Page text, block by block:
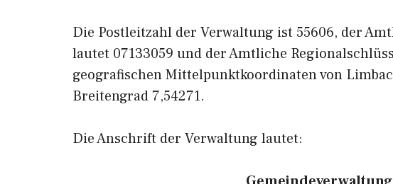
Die Postleitzahl der Verwaltung ist 55606, der
lautet 07133059 und der Amtliche
geografischen Mittelpunktkoordinaten von
Breitengrad 7,54271.
Die Anschrift der Verwaltung lautet: